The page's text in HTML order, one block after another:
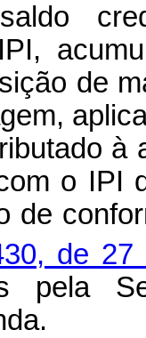
de
à
o IPI
de
de 27
pela